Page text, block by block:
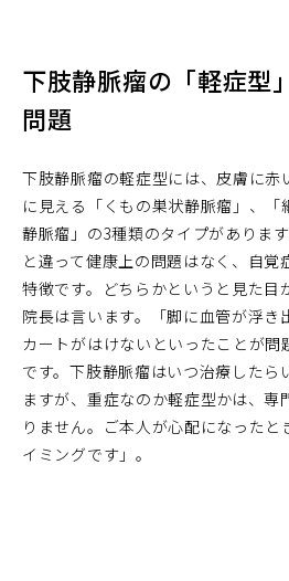
下肢静脈瘤の「軽症型
問題
下肢静脈瘤の軽症型には、皮膚に赤
に見える「くもの巣状静脈瘤」、
静脈瘤」の3種類のタイプがありま
と違って健康上の問題はなく、自覚
特徴です。どちらかというと見た目
院長は言います。「脚に血管が浮き
カートがはけないといったことが
です。下肢静脈瘤はいつ治療したら
ますが、重症なのか軽症型かは、
りません。ご本人が心配になったと
イミングです」。